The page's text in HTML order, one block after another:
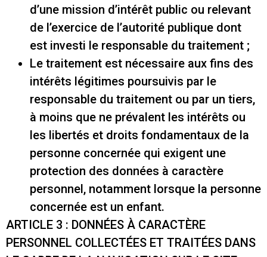
d’une mission d’intérêt public ou relevant
de l’exercice de l’autorité publique dont
est investi le responsable du traitement ;
Le traitement est nécessaire aux fins des
intérêts légitimes poursuivis par le
responsable du traitement ou par un tiers,
à moins que ne prévalent les intérêts ou
les libertés et droits fondamentaux de la
personne concernée qui exigent une
protection des données à caractère
personnel, notamment lorsque la personne
concernée est un enfant.
ARTICLE 3 : DONNÉES À CARACTÈRE
PERSONNEL COLLECTÉES ET TRAITÉES DANS